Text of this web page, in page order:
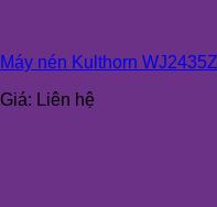
Máy nén Kulthorn
Giá: Liên hệ